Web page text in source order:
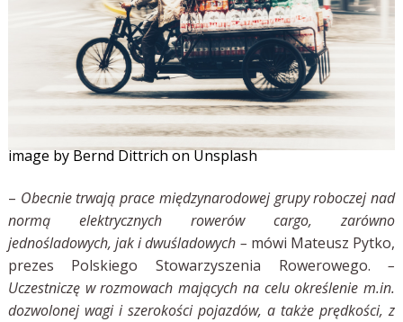
image by Bernd Dittrich on Unsplash
– Obecnie trwają prace międzynarodowej grupy roboczej nad
normą elektrycznych rowerów cargo, zarówno
jednośladowych, jak i dwuśladowych – mówi Mateusz Pytko,
prezes Polskiego Stowarzyszenia Rowerowego. –
Uczestniczę w rozmowach mających na celu określenie m.in.
dozwolonej wagi i szerokości pojazdów, a także prędkości, z